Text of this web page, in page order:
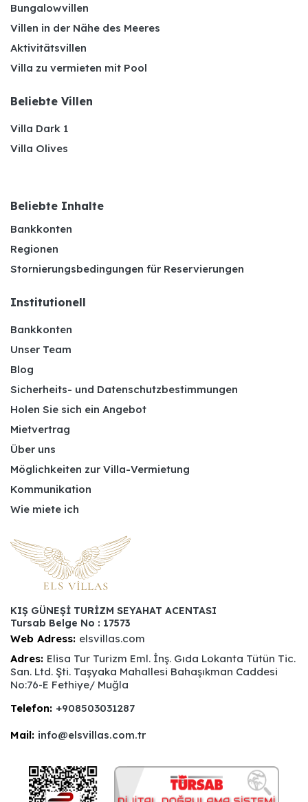
Bungalowvillen
Villen in der Nähe des Meeres
Aktivitätsvillen
Villa zu vermieten mit Pool
Beliebte Villen
Villa Dark 1
Villa Olives
Beliebte Inhalte
Bankkonten
Regionen
Stornierungsbedingungen für Reservierungen
Institutionell
Bankkonten
Unser Team
Blog
Sicherheits- und Datenschutzbestimmungen
Holen Sie sich ein Angebot
Mietvertrag
Über uns
Möglichkeiten zur Villa-Vermietung
Kommunikation
Wie miete ich
KIŞ GÜNEŞİ TURİZM SEYAHAT ACENTASI
Tursab Belge No : 17573
Web Adress: elsvillas.com
Adres: Elisa Tur Turizm Eml. İnş. Gıda Lokanta Tütün Tic.
San. Ltd. Şti. Taşyaka Mahallesi Bahaşıkman Caddesi
No:76-E Fethiye/ Muğla
Telefon: +908503031287
Mail: info@elsvillas.com.tr